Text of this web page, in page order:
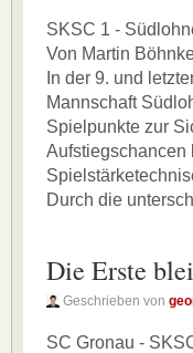
SKSC 1 -
Von Martin
In der 9. und
Mannschaft
Spielpunkte zur
Aufstiegschancen
Durch die
Die Erste
Geschrieben von
SC Gronau -